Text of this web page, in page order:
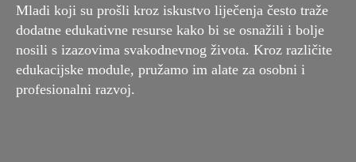
Mladi koji su prošli kroz iskustvo liječenja često traže
dodatne edukativne resurse kako bi se osnažili i bolje
nosili s izazovima svakodnevnog života. Kroz različite
edukacijske module, pružamo im alate za osobni i
profesionalni razvoj.